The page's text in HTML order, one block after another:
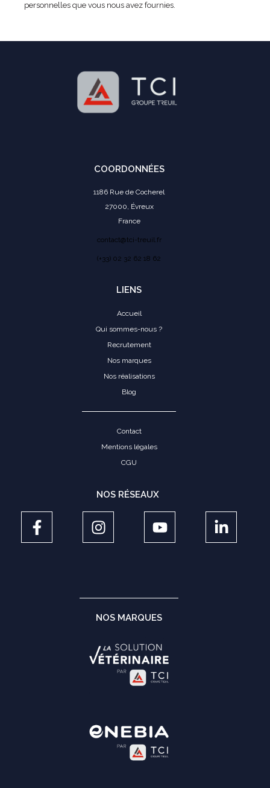
personnelles que vous nous avez fournies.
COORDONNÉES
1186 Rue de Cocherel
27000, Évreux
France
contact@tci-treuil.fr
(+33) 02 32 62 18 62
LIENS
Accueil
Qui sommes-nous ?
Recrutement
Nos marques
Nos réalisations
Blog
Contact
Mentions légales
CGU
NOS RÉSEAUX
NOS MARQUES